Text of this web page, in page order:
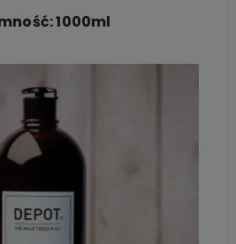
1000ml